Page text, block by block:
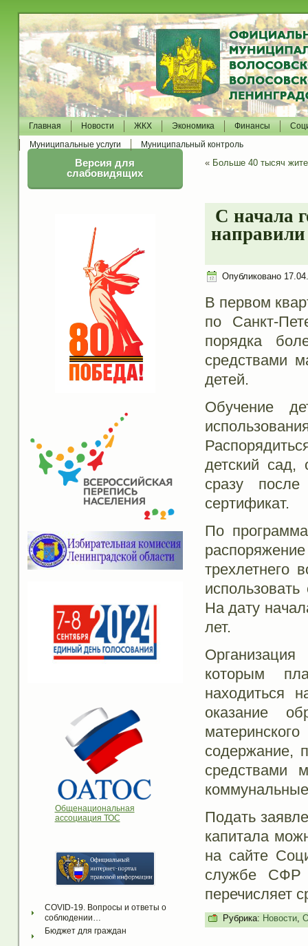
Главная Новости ЖКХ Экономика Финансы
Муниципальные услуги
Муниципальный контроль
Версия для
слабовидящих
Общенациональная
ассоциация ТОС
COVID-19. Вопросы и ответы о
соблюдении…
Бюджет для граждан
« Больше 40 тысяч
С начала
направили
Опубликовано
В первом
по Санкт-
порядка
средствами
детей.
Обучение
детский
сразу
сертификат.
По
трехлетнего
На дату
лет.
которым
находиться
оказание
содержание,
средствами
Подать
капитала
на сайте
службе СФР
перечисляет
Рубрика: Новости,